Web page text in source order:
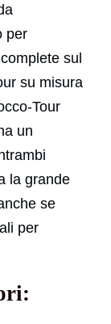
per
sul
su misura
Tour
un
la grande
se
per